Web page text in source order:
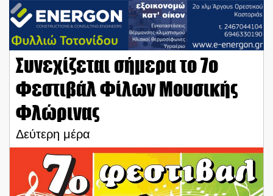
Συνεχίζεται σήμερα το 7ο
Φεστιβάλ Φίλων Μουσικής
Φλώρινας
Δεύτερη μέρα